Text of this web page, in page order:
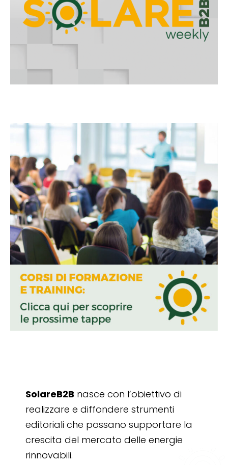
SolareB2B nasce con l’obiettivo di
realizzare e diffondere strumenti
editoriali che possano supportare la
crescita del mercato delle energie
rinnovabili.